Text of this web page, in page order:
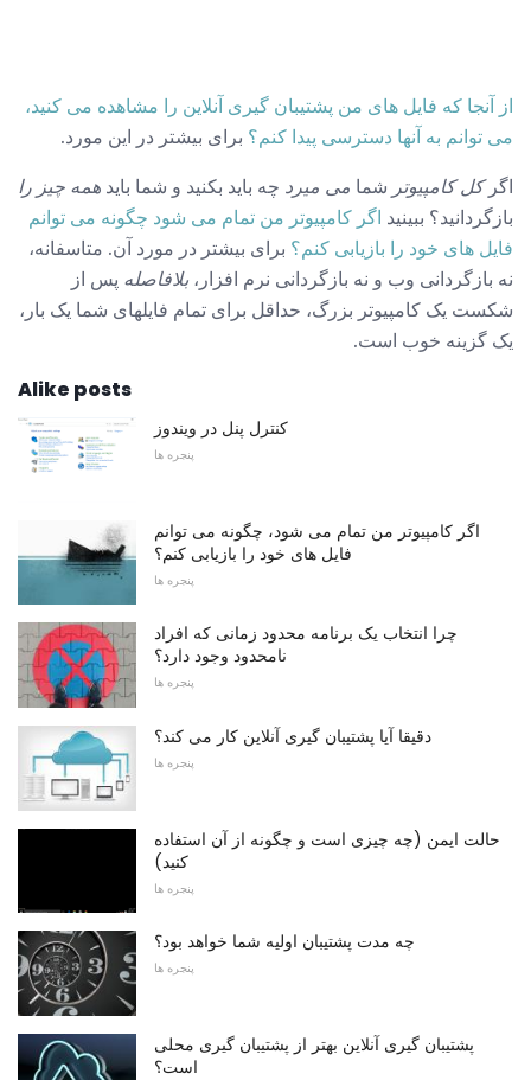
از آنجا که فایل های من پشتیبان گیری آنلاین را مشاهده می کنید،
می توانم به آنها دسترسی پیدا کنم؟ برای بیشتر در این مورد.
اگرکل کامپیوتر شما می میرد چه باید بکنید و شما باید همه چیز را
بازگردانید؟ ببینید اگر کامپیوتر من تمام می شود چگونه می توانم
فایل های خود را بازیابی کنم؟ برای بیشتر در مورد آن. متاسفانه،
نه بازگردانی وب و نه بازگردانی نرم افزار، بلافاصله پس از
شکست یک کامپیوتر بزرگ، حداقل برای تمام فایلهای شما یک بار،
یک گزینه خوب است.
Alike posts
کنترل پنل در ویندوز
پنجره ها
اگر کامپیوتر من تمام می شود، چگونه می توانم
فایل های خود را بازیابی کنم؟
پنجره ها
چرا انتخاب یک برنامه محدود زمانی که افراد
نامحدود وجود دارد؟
پنجره ها
دقیقا آیا پشتیبان گیری آنلاین کار می کند؟
پنجره ها
حالت ایمن (چه چیزی است و چگونه از آن استفاده
کنید)
پنجره ها
چه مدت پشتیبان اولیه شما خواهد بود؟
پنجره ها
پشتیبان گیری آنلاین بهتر از پشتیبان گیری محلی
است؟